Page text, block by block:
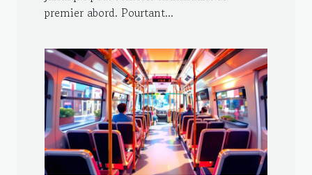
premier abord. Pourtant...